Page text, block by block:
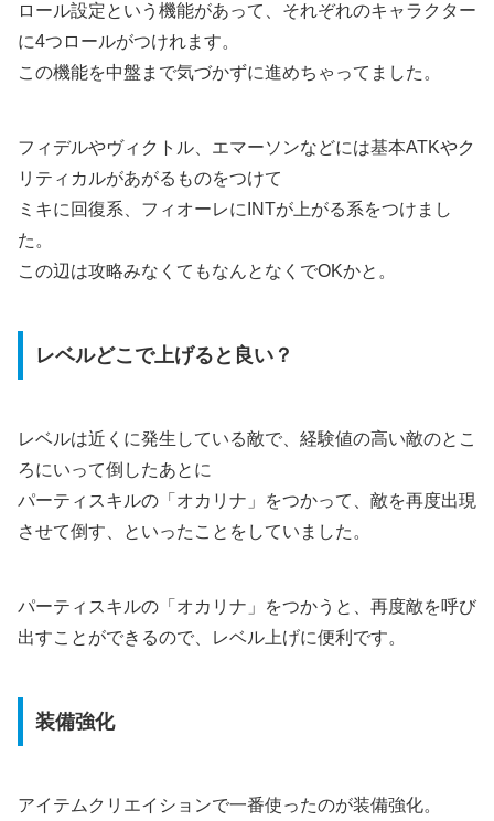
ロール設定という機能があって、それぞれのキャラクター
に4つロールがつけれます。
この機能を中盤まで気づかずに進めちゃってました。
フィデルやヴィクトル、エマーソンなどには基本ATKやク
リティカルがあがるものをつけて
ミキに回復系、フィオーレにINTが上がる系をつけまし
た。
この辺は攻略みなくてもなんとなくでOKかと。
レベルどこで上げると良い？
レベルは近くに発生している敵で、経験値の高い敵のとこ
ろにいって倒したあとに
パーティスキルの「オカリナ」をつかって、敵を再度出現
させて倒す、といったことをしていました。
パーティスキルの「オカリナ」をつかうと、再度敵を呼び
出すことができるので、レベル上げに便利です。
装備強化
アイテムクリエイションで一番使ったのが装備強化。